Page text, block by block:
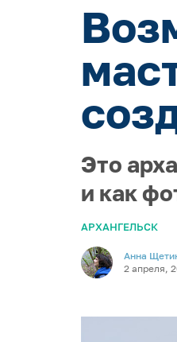
Это
и как
АРХАНГЕЛЬСК
Анна
2 апреля,